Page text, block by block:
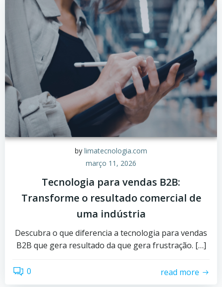
by limatecnologia.com
março 11, 2026
Tecnologia para vendas B2B:
Transforme o resultado comercial de
uma indústria
Descubra o que diferencia a tecnologia para vendas
B2B que gera resultado da que gera frustração. […]
0 read more